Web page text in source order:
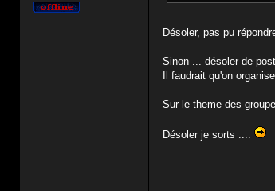
Désoler, pas pu
Sinon ... désoler de
Il faudrait qu'on
Sur le theme des
Désoler je sorts ....